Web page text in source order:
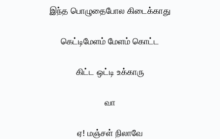
இந்த பொழுதைபோல கிடைக்காது
கெட்டிமேளம் மேளம் கொட்ட
கிட்ட ஒட்டி உக்காரு
வா
ஏ! மஞ்சள் நிலாவே